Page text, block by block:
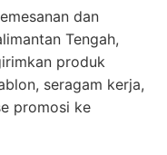
dan
Tengah,
produk
seragam kerja,
promosi ke